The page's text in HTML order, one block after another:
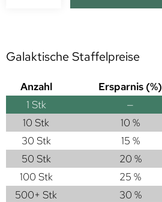
Galaktische Staffelpreise
Anzahl Ersparnis (%)
1 Stk —
10 Stk
10 %
30 Stk
15 %
50 Stk
20 %
100 Stk
25 %
500+ Stk
30 %